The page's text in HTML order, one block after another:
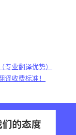
业翻译优势）
收费标准！
的态度